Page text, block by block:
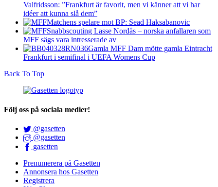
Valfridsson: ”Frankfurt är favorit, men vi känner att vi har
idéer att kunna slå dem”
Matchens spelare mot BP: Sead Haksabanovic
Snabbscouting Lasse Nordås – norska anfallaren som
MFF sägs vara intresserade av
Gamla MFF Dam mötte gamla Eintracht
Frankfurt i semifinal i UEFA Womens Cup
Back To Top
Följ oss på sociala medier!
@gasetten
@gasetten
gasetten
Prenumerera på Gasetten
Annonsera hos Gasetten
Registrera